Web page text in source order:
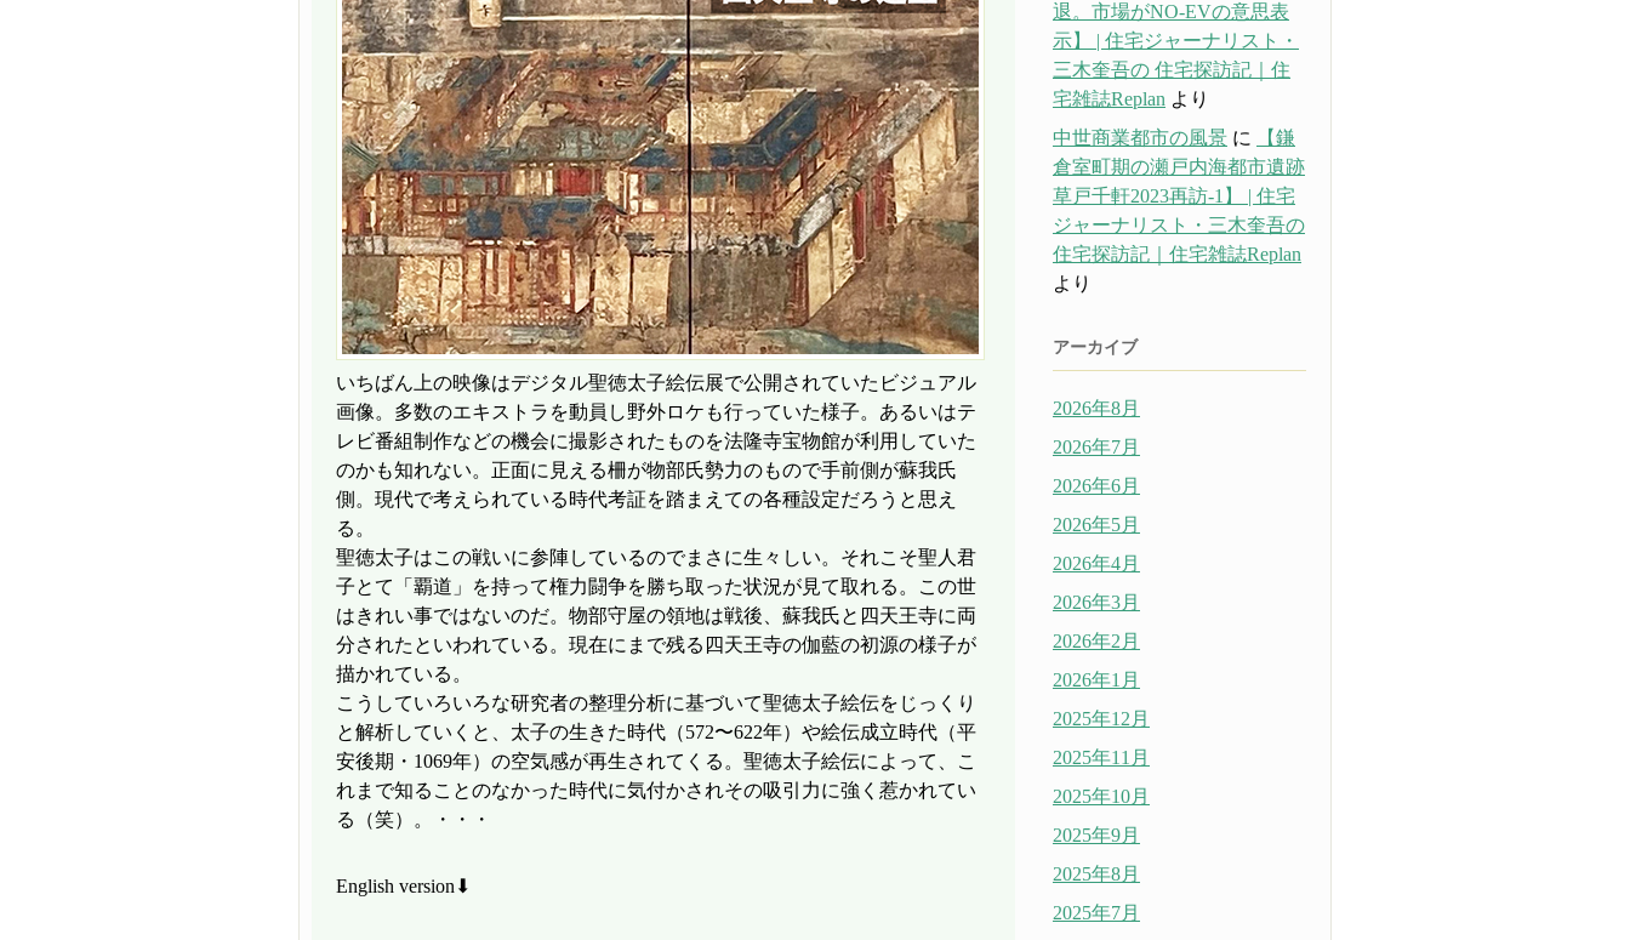
いちばん上の映像はデジタル聖徳太子絵伝展で公開されていたビジュアル
画像。多数のエキストラを動員し野外ロケも行っていた様子。あるいはテ
レビ番組制作などの機会に撮影されたものを法隆寺宝物館が利用していた
のかも知れない。正面に見える柵が物部氏勢力のもので手前側が蘇我氏
側。現代で考えられている時代考証を踏まえての各種設定だろうと思え
る。
聖徳太子はこの戦いに参陣しているのでまさに生々しい。それこそ聖人君
子とて「覇道」を持って権力闘争を勝ち取った状況が見て取れる。この世
はきれい事ではないのだ。物部守屋の領地は戦後、蘇我氏と四天王寺に両
分されたといわれている。現在にまで残る四天王寺の伽藍の初源の様子が
描かれている。
こうしていろいろな研究者の整理分析に基づいて聖徳太子絵伝をじっくり
と解析していくと、太子の生きた時代（572〜622年）や絵伝成立時代（平
安後期・1069年）の空気感が再生されてくる。聖徳太子絵伝によって、こ
れまで知ることのなかった時代に気付かされその吸引力に強く惹かれてい
る（笑）。・・・
English version⬇
退。市場がNO-EVの意思表
示】 | 住宅ジャーナリスト・
三木奎吾の 住宅探訪記｜住
宅雑誌Replan より
中世商業都市の風景 に
【鎌
倉室町期の瀬戸内海都市遺跡
草戸千軒2023再訪-1】 | 住宅
ジャーナリスト・三木奎吾の
住宅探訪記｜住宅雑誌Replan
より
アーカイブ
2026年8月
2026年7月
2026年6月
2026年5月
2026年4月
2026年3月
2026年2月
2026年1月
2025年12月
2025年11月
2025年10月
2025年9月
2025年8月
2025年7月